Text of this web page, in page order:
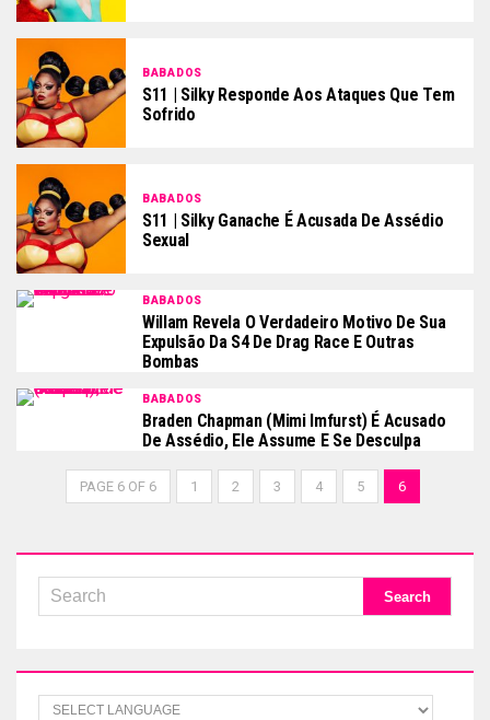
BABADOS
S11 | Silky Responde Aos Ataques Que Tem
Sofrido
BABADOS
S11 | Silky Ganache É Acusada De Assédio
Sexual
BABADOS
Willam Revela O Verdadeiro Motivo De Sua
Expulsão Da S4 De Drag Race E Outras
Bombas
BABADOS
Braden Chapman (Mimi Imfurst) É Acusado
De Assédio, Ele Assume E Se Desculpa
PAGE 6 OF 6 1 2 3 4 5 6